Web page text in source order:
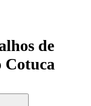
de
Cotuca